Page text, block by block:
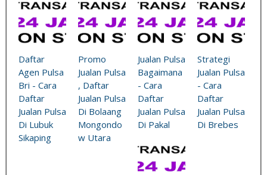
Daftar
Agen Pulsa
Bri - Cara
Daftar
Jualan Pulsa
Di Lubuk
Sikaping
Promo
Jualan Pulsa
, Daftar
Jualan Pulsa
Di Bolaang
Mongondo
w Utara
Jualan Pulsa
Bagaimana
- Cara
Daftar
Jualan Pulsa
Di Pakal
Strategi
Jualan Pulsa
- Cara
Daftar
Jualan Pulsa
Di Brebes